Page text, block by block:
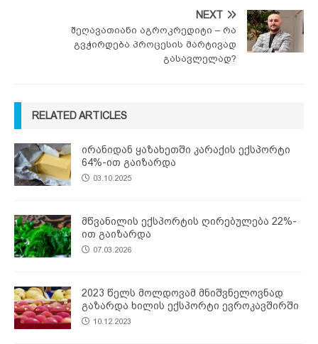
NEXT
შეღავათიანი აგროკრედიტი – რა
გვჭირდება პროცესის მარტივად
გასავლელად?
RELATED ARTICLES
ირანიდან ყაზახეთში კარაქის ექსპორტი
64%-ით გაიზარდა
03.10.2025
მწვანილის ექსპორტის ღირებულება 22%-
ით გაიზარდა
07.03.2026
2023 წელს მოლდოვამ მნიშვნელოვნად
გაზარდა ხილის ექსპორტი ევროკავშირში
10.12.2023